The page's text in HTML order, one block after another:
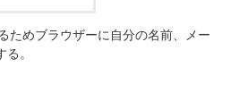
ためブラウザーに自分の名前、メー
。